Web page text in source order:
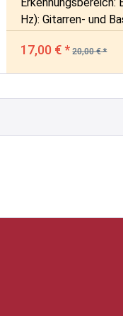
Erkennungsbereich:
Hz): Gitarren- und
Referenzton:
2B -> 1E; Bass: LB -
17,00 € * 20,00 € *